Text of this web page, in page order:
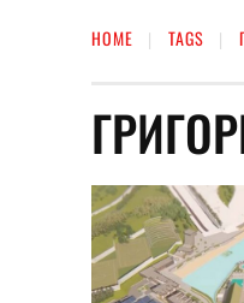
HOME TAGS